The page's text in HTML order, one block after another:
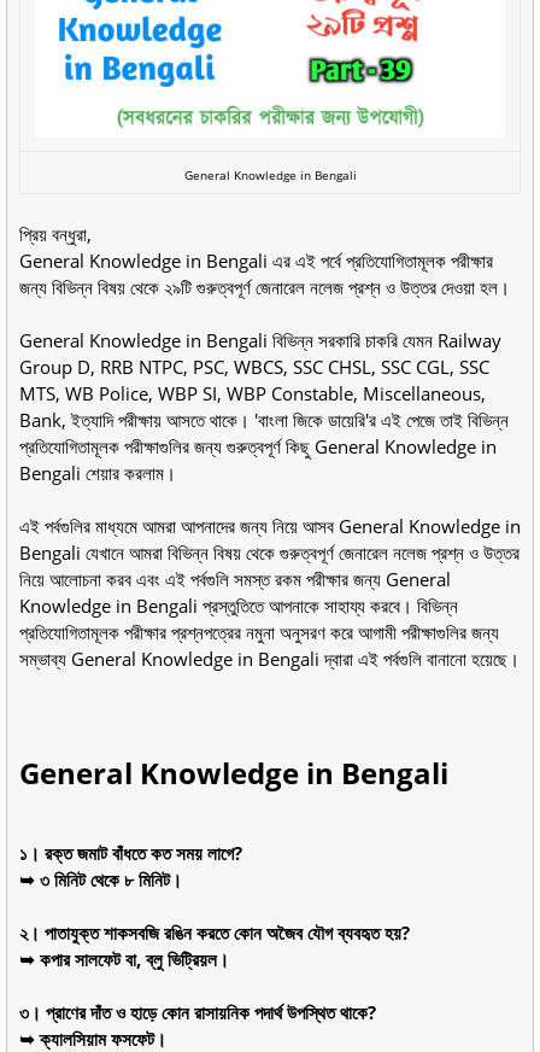
General Knowledge in Bengali
প্রিয় বন্ধুরা,
General Knowledge in Bengali এর এই পর্বে প্রতিযোগিতামূলক পরীক্ষার
জন্য বিভিন্ন বিষয় থেকে ২৯টি গুরুত্বপূর্ণ জেনারেল নলেজ প্রশ্ন ও উত্তর দেওয়া হল।
General Knowledge in Bengali বিভিন্ন সরকারি চাকরি যেমন Railway
Group D, RRB NTPC, PSC, WBCS, SSC CHSL, SSC CGL, SSC
MTS, WB Police, WBP SI, WBP Constable, Miscellaneous,
Bank, ইত্যাদি পরীক্ষায় আসতে থাকে। 'বাংলা জিকে ডায়েরি'র এই পেজে তাই বিভিন্ন
প্রতিযোগিতামূলক পরীক্ষাগুলির জন্য গুরুত্বপূর্ণ কিছু General Knowledge in
Bengali শেয়ার করলাম।
এই পর্বগুলির মাধ্যমে আমরা আপনাদের জন্য নিয়ে আসব General Knowledge in
Bengali যেখানে আমরা বিভিন্ন বিষয় থেকে গুরুত্বপূর্ণ জেনারেল নলেজ প্রশ্ন ও উত্তর
নিয়ে আলোচনা করব এবং এই পর্বগুলি সমস্ত রকম পরীক্ষার জন্য General
Knowledge in Bengali প্রস্তুতিতে আপনাকে সাহায্য করবে। বিভিন্ন
প্রতিযোগিতামূলক পরীক্ষার প্রশ্নপত্রের নমুনা অনুসরণ করে আগামী পরীক্ষাগুলির জন্য
সম্ভাব্য General Knowledge in Bengali দ্বারা এই পর্বগুলি বানানো হয়েছে।
General Knowledge in Bengali
১। রক্ত জমাট বাঁধতে কত সময় লাগে?
➥ ৩ মিনিট থেকে ৮ মিনিট।
২। পাতাযুক্ত শাকসবজি রঙিন করতে কোন অজৈব যৌগ ব্যবহৃত হয়?
➥ কপার সালফেট বা, ব্লু ভিট্রিয়ল।
৩। প্রাণের দাঁত ও হাড়ে কোন রাসায়নিক পদার্থ উপস্থিত থাকে?
➥ ক্যালসিয়াম ফসফেট।